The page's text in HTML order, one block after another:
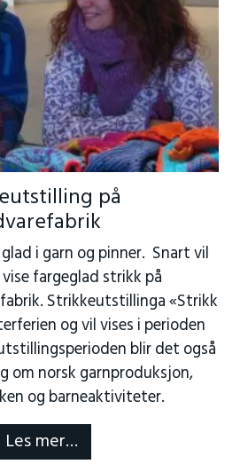
på
i garn og pinner. Snart vil
fargeglad strikk på
Strikkeutstillinga «Strikk
og vil vises i perioden
blir det også
om norsk garnproduksjon,
og barneaktiviteter.
Les mer…